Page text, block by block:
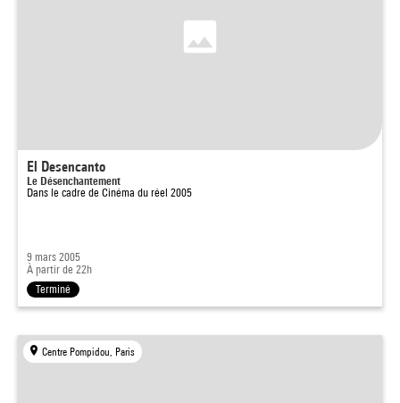
El Desencanto
Le Désenchantement
Dans le cadre de Cinéma du réel 2005
9 mars 2005
À partir de 22h
Terminé
Centre Pompidou, Paris